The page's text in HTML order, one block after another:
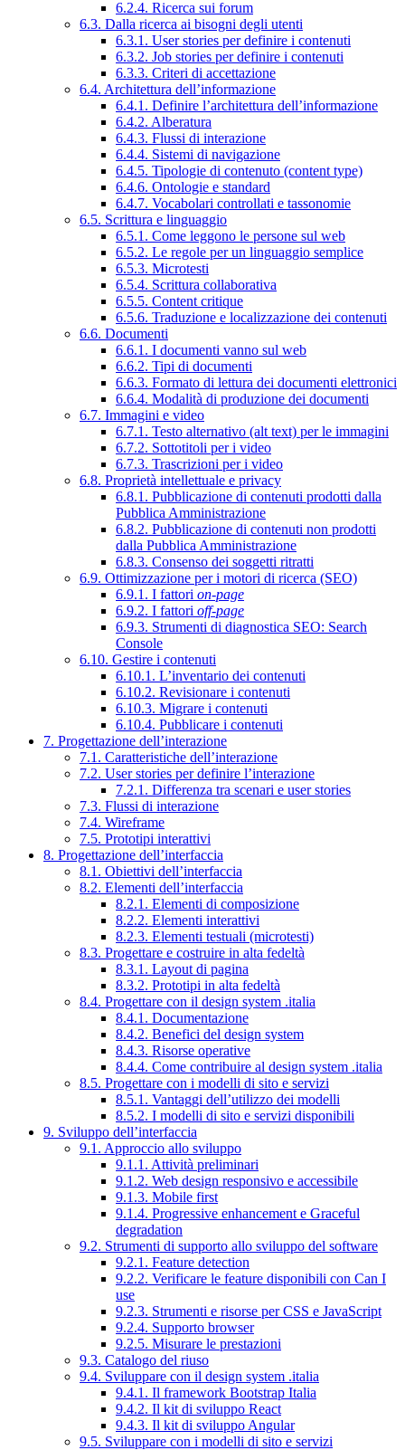
6.2.4. Ricerca sui forum
6.3. Dalla ricerca ai bisogni degli utenti
6.3.1. User stories per definire i contenuti
6.3.2. Job stories per definire i contenuti
6.3.3. Criteri di accettazione
6.4. Architettura dell’informazione
6.4.1. Definire l’architettura dell’informazione
6.4.2. Alberatura
6.4.3. Flussi di interazione
6.4.4. Sistemi di navigazione
6.4.5. Tipologie di contenuto (content type)
6.4.6. Ontologie e standard
6.4.7. Vocabolari controllati e tassonomie
6.5. Scrittura e linguaggio
6.5.1. Come leggono le persone sul web
6.5.2. Le regole per un linguaggio semplice
6.5.3. Microtesti
6.5.4. Scrittura collaborativa
6.5.5. Content critique
6.5.6. Traduzione e localizzazione dei contenuti
6.6. Documenti
6.6.1. I documenti vanno sul web
6.6.2. Tipi di documenti
6.6.3. Formato di lettura dei documenti elettronici
6.6.4. Modalità di produzione dei documenti
6.7. Immagini e video
6.7.1. Testo alternativo (alt text) per le immagini
6.7.2. Sottotitoli per i video
6.7.3. Trascrizioni per i video
6.8. Proprietà intellettuale e privacy
6.8.1. Pubblicazione di contenuti prodotti dalla
Pubblica Amministrazione
6.8.2. Pubblicazione di contenuti non prodotti
dalla Pubblica Amministrazione
6.8.3. Consenso dei soggetti ritratti
6.9. Ottimizzazione per i motori di ricerca (SEO)
6.9.1. I fattori on-page
6.9.2. I fattori off-page
6.9.3. Strumenti di diagnostica SEO: Search
Console
6.10. Gestire i contenuti
6.10.1. L’inventario dei contenuti
6.10.2. Revisionare i contenuti
6.10.3. Migrare i contenuti
6.10.4. Pubblicare i contenuti
7. Progettazione dell’interazione
7.1. Caratteristiche dell’interazione
7.2. User stories per definire l’interazione
7.2.1. Differenza tra scenari e user stories
7.3. Flussi di interazione
7.4. Wireframe
7.5. Prototipi interattivi
8. Progettazione dell’interfaccia
8.1. Obiettivi dell’interfaccia
8.2. Elementi dell’interfaccia
8.2.1. Elementi di composizione
8.2.2. Elementi interattivi
8.2.3. Elementi testuali (microtesti)
8.3. Progettare e costruire in alta fedeltà
8.3.1. Layout di pagina
8.3.2. Prototipi in alta fedeltà
8.4. Progettare con il design system .italia
8.4.1. Documentazione
8.4.2. Benefici del design system
8.4.3. Risorse operative
8.4.4. Come contribuire al design system .italia
8.5. Progettare con i modelli di sito e servizi
8.5.1. Vantaggi dell’utilizzo dei modelli
8.5.2. I modelli di sito e servizi disponibili
9. Sviluppo dell’interfaccia
9.1. Approccio allo sviluppo
9.1.1. Attività preliminari
9.1.2. Web design responsivo e accessibile
9.1.3. Mobile first
9.1.4. Progressive enhancement e Graceful
degradation
9.2. Strumenti di supporto allo sviluppo del software
9.2.1. Feature detection
9.2.2. Verificare le feature disponibili con Can I
use
9.2.3. Strumenti e risorse per CSS e JavaScript
9.2.4. Supporto browser
9.2.5. Misurare le prestazioni
9.3. Catalogo del riuso
9.4. Sviluppare con il design system .italia
9.4.1. Il framework Bootstrap Italia
9.4.2. Il kit di sviluppo React
9.4.3. Il kit di sviluppo Angular
9.5. Sviluppare con i modelli di sito e servizi